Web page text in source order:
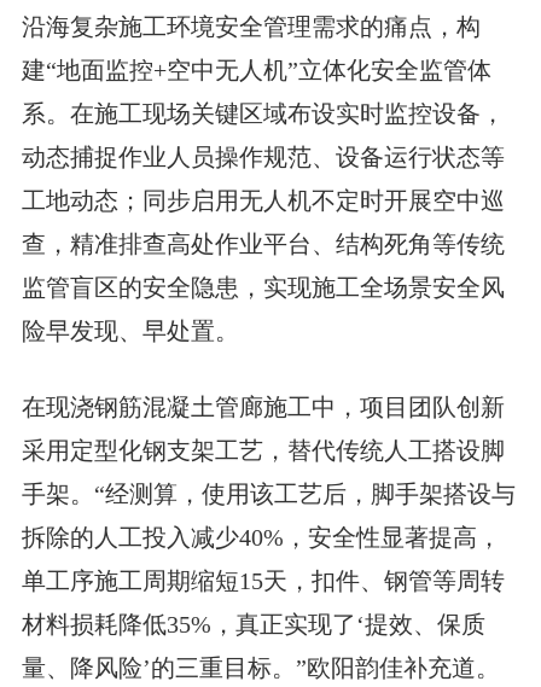
沿海复杂施工环境安全管理需求的痛点，构
建“地面监控+空中无人机”立体化安全监管体
系。在施工现场关键区域布设实时监控设备，
动态捕捉作业人员操作规范、设备运行状态等
工地动态；同步启用无人机不定时开展空中巡
查，精准排查高处作业平台、结构死角等传统
监管盲区的安全隐患，实现施工全场景安全风
险早发现、早处置。
在现浇钢筋混凝土管廊施工中，项目团队创新
采用定型化钢支架工艺，替代传统人工搭设脚
手架。“经测算，使用该工艺后，脚手架搭设与
拆除的人工投入减少40%，安全性显著提高，
单工序施工周期缩短15天，扣件、钢管等周转
材料损耗降低35%，真正实现了‘提效、保质
量、降风险’的三重目标。”欧阳韵佳补充道。